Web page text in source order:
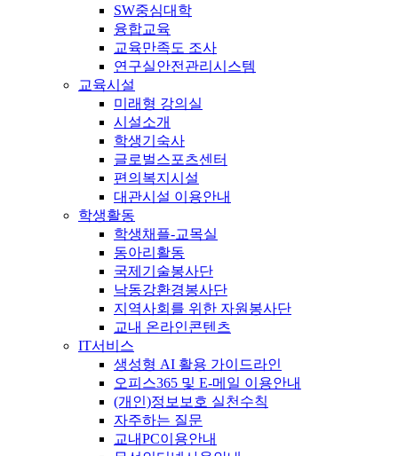
SW중심대학
융합교육
교육만족도 조사
연구실안전관리시스템
교육시설
미래형 강의실
시설소개
학생기숙사
글로벌스포츠센터
편의복지시설
대관시설 이용안내
학생활동
학생채플-교목실
동아리활동
국제기술봉사단
낙동강환경봉사단
지역사회를 위한 자원봉사단
교내 온라인콘텐츠
IT서비스
생성형 AI 활용 가이드라인
오피스365 및 E-메일 이용안내
(개인)정보보호 실천수칙
자주하는 질문
교내PC이용안내